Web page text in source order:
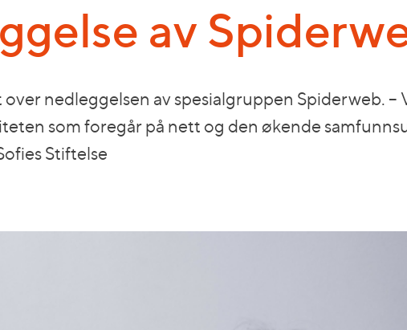
av
nedleggelsen av spesialgruppen Spiderweb. –
som foregår på nett og den økende
Stiftelse